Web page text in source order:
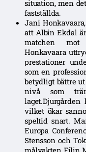
situation, men
fastställda.
Jani
att Albin Ekdal
matchen
Honkavaara
prestationer
som en
betydligt bättre
nivå som
vilket ökar
speltid snart.
Europa
Stensson och